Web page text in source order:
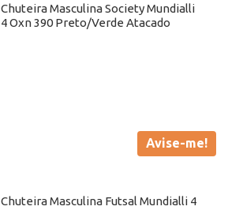
Chuteira Masculina Society Mundialli
4 Oxn 390 Preto/Verde Atacado
Avise-me!
Chuteira Masculina Futsal Mundialli 4